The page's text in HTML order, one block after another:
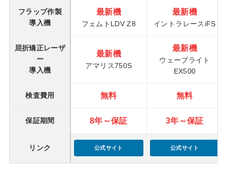
フラップ作製
導入機
最新機
フェムトLDV Z8
最新機
イントラレースiFS
屈折矯正レーザ
ー
導入機
最新機
アマリス750S
最新機
ウェーブライト
EX500
検査費用 無料 無料
保証期間 8年～保証 3年～保証
リンク 公式サイト 公式サイト